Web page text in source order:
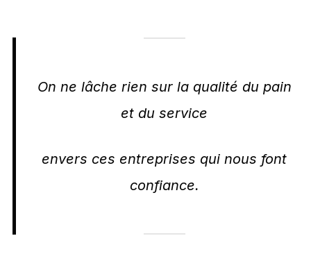
On ne lâche rien sur la qualité du pain
et du service
envers ces entreprises qui nous font
confiance.